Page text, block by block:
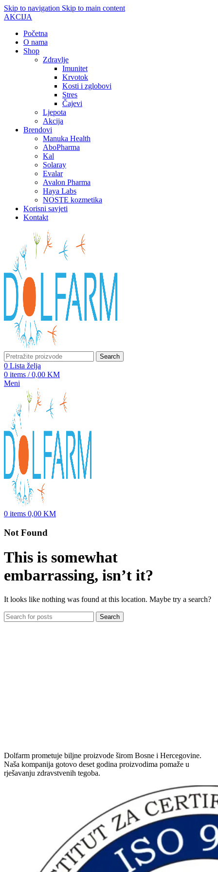
Skip to navigation Skip to main content
AKCIJA
Početna
O nama
Shop
Zdravlje
Imunitet
Krvotok
Kosti i zglobovi
Stres
Čajevi
Ljepota
Akcija
Brendovi
Manuka Health
AboPharma
Kal
Solaray
Evalar
Avalon Pharma
Haya Labs
NOSTE kozmetika
Korisni savjeti
Kontakt
Search
0 Lista želja
0 items / 0,00 KM
Meni
0 items 0,00 KM
Not Found
This is somewhat
embarrassing, isn’t it?
It looks like nothing was found at this location. Maybe try a search?
Search
Dolfarm prometuje biljne proizvode širom Bosne i Hercegovine.
Naša kompanija gotovo deset godina proizvodima pomaže u
rješavanju zdravstvenih tegoba.